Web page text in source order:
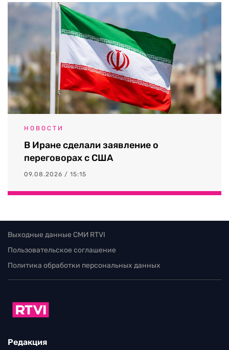
НОВОСТИ
В Иране сделали заявление о
переговорах с США
09.08.2026 / 15:15
Выходные данные СМИ RTVI
Пользовательское соглашение
Политика обработки персональных данных
Редакция